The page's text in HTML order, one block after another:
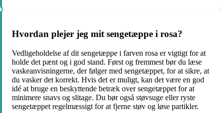
Hvordan plejer jeg mit sengetæppe i rosa?
Vedligeholdelse af dit sengetæppe i farven rosa er vigtigt for at
holde det pænt og i god stand. Først og fremmest bør du læse
vaskeanvisningerne, der følger med sengetæppet, for at sikre, at
du vasker det korrekt. Hvis det er muligt, kan det være en god
idé at bruge en beskyttende betræk over sengetæppet for at
minimere snavs og slitage. Du bør også støvsuge eller ryste
sengetæppet regelmæssigt for at fjerne støv og løse partikler.